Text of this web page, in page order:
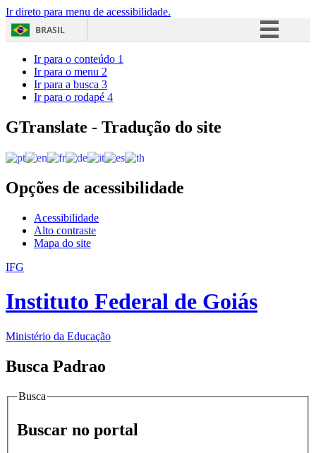
Ir direto para menu de acessibilidade.
BRASIL
Acesso à informação
Ir para o conteúdo 1
Ir para o menu 2
Ir para a busca 3
Ir para o rodapé 4
GTranslate - Tradução do site
Opções de acessibilidade
Acessibilidade
Alto contraste
Mapa do site
IFG
Instituto Federal de Goiás
Ministério da Educação
Busca Padrao
Busca
Buscar no portal